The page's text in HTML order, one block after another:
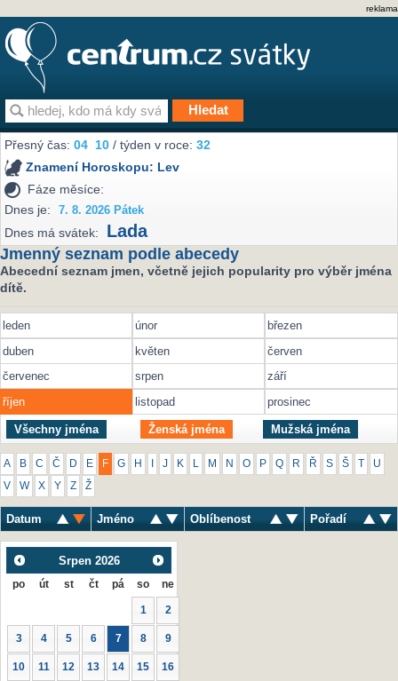
reklama
Přesný čas:04 10 / týden v roce:32
Znamení Horoskopu: Lev
Fáze měsíce:
Dnes je:
7. 8. 2026 Pátek
Dnes má svátek: Lada
Jmenný seznam podle abecedy
Abecední seznam jmen, včetně jejich popularity pro výběr jména
dítě.
leden únor
březen
duben
květen
červen
červenec
srpen
září
říjen
listopad prosinec
Všechny jména Ženská jména Mužská jména
A B C Č D E F G H J K M N O P Q R Ř S Š U
V W X Y Z Ž
Datum Jméno Oblíbenost Pořadí
Srpen 2026
po út st čt pá so ne
1 2
3 4 5 6 7 8 9
10 11 12 13 14 15 16